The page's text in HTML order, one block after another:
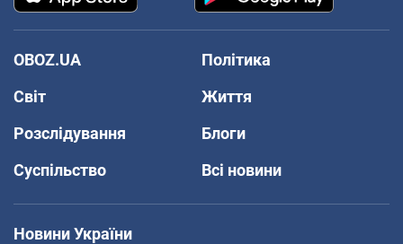
OBOZ.UA
Політика
Світ
Життя
Розслідування
Блоги
Суспільство
Всі новини
Новини України